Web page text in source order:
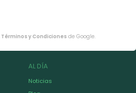
Términos y Condiciones de Google.
AL DÍA
Noticias